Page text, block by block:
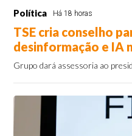
Política Há 18 horas
TSE cria conselho
desinformação e IA
Grupo dará assessoria ao